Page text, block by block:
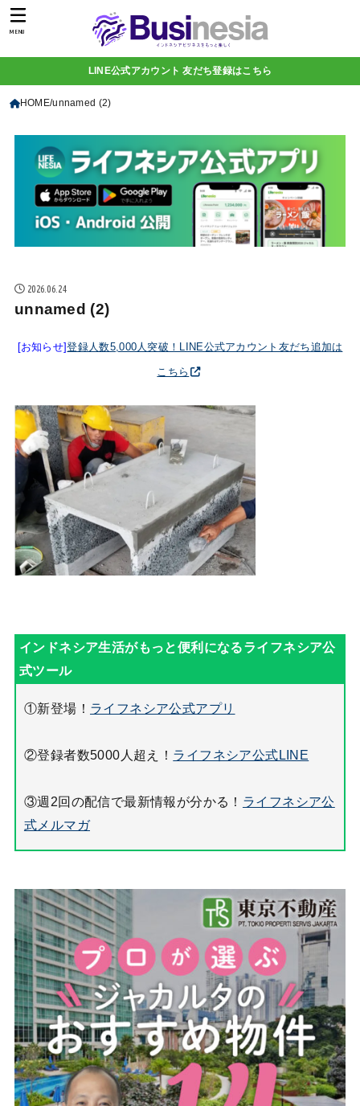
MENU
LINE公式アカウント 友だち登録はこちら
HOME unnamed (2)
2026.06.24
unnamed (2)
[お知らせ]登録人数5,000人突破！LINE公式アカウント友だち追加は
こちら
①新登場！ ライフネシア公式アプリ
②登録者数5000人超え！ ライフネシア公式LINE
③週2回の配信で最新情報が分かる！ ライフネシア公
式メルマガ